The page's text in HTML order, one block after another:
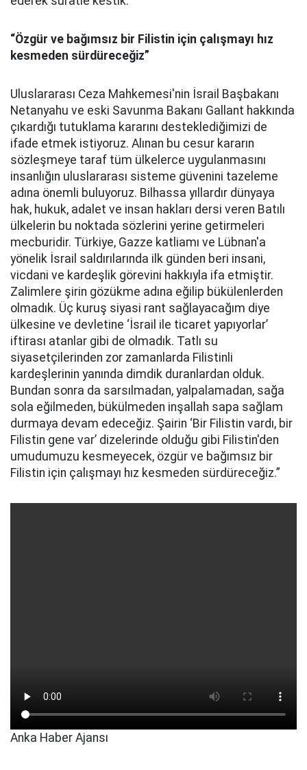
“Özgür ve bağımsız bir Filistin için çalışmayı hız
kesmeden sürdüreceğiz”
Uluslararası Ceza Mahkemesi'nin İsrail Başbakanı
Netanyahu ve eski Savunma Bakanı Gallant hakkında
çıkardığı tutuklama kararını desteklediğimizi de
ifade etmek istiyoruz. Alınan bu cesur kararın
sözleşmeye taraf tüm ülkelerce uygulanmasını
insanlığın uluslararası sisteme güvenini tazeleme
adına önemli buluyoruz. Bilhassa yıllardır dünyaya
hak, hukuk, adalet ve insan hakları dersi veren Batılı
ülkelerin bu noktada sözlerini yerine getirmeleri
mecburidir. Türkiye, Gazze katliamı ve Lübnan'a
yönelik İsrail saldırılarında ilk günden beri insani,
vicdani ve kardeşlik görevini hakkıyla ifa etmiştir.
Zalimlere şirin gözükme adına eğilip bükülenlerden
olmadık. Üç kuruş siyasi rant sağlayacağım diye
ülkesine ve devletine ‘İsrail ile ticaret yapıyorlar’
iftirası atanlar gibi de olmadık. Tatlı su
siyasetçilerinden zor zamanlarda Filistinli
kardeşlerinin yanında dimdik duranlardan olduk.
Bundan sonra da sarsılmadan, yalpalamadan, sağa
sola eğilmeden, bükülmeden inşallah sapa sağlam
durmaya devam edeceğiz. Şairin ‘Bir Filistin vardı, bir
Filistin gene var’ dizelerinde olduğu gibi Filistin'den
umudumuzu kesmeyecek, özgür ve bağımsız bir
Filistin için çalışmayı hız kesmeden sürdüreceğiz.”
Anka Haber Ajansı